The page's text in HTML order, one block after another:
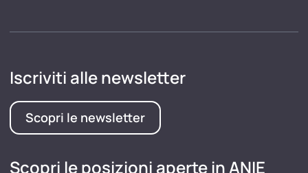
Iscriviti alle newsletter
Scopri le newsletter
Scopri le posizioni aperte in ANIE